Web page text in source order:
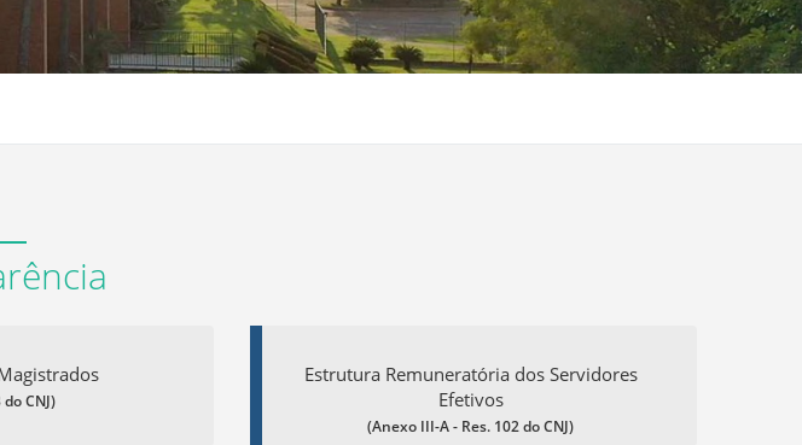
CNJ)
Estrutura Remuneratória dos Servidores
Efetivos
(Anexo III-A - Res. 102 do CNJ)